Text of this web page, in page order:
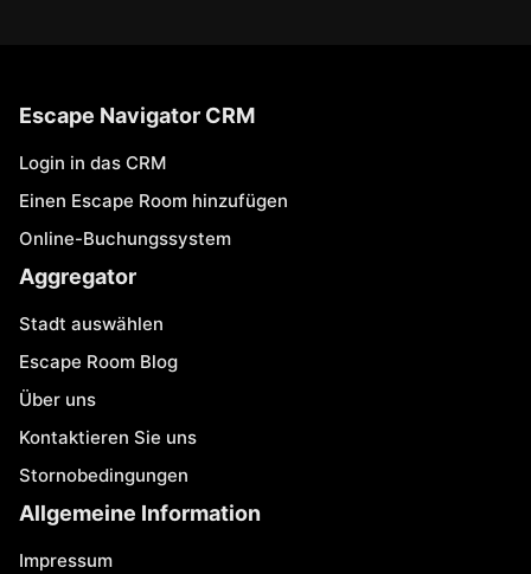
Escape Navigator CRM
Login in das CRM
Einen Escape Room hinzufügen
Online-Buchungssystem
Aggregator
Stadt auswählen
Escape Room Blog
Über uns
Kontaktieren Sie uns
Stornobedingungen
Allgemeine Information
Impressum